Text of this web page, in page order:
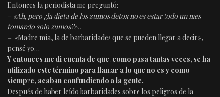
Entonces la periodista me preguntó:
– «Ah, pero ¿la dieta de los zumos detox no es estar todo un mes
tomando solo zumos?»…
– «Madre mía, la de barbaridades que se pueden llegar a decir»,
pensé yo…
Y entonces me di cuenta de que, como pasa tantas veces, se ha
utilizado este término para llamar a lo que no es y como
siempre, acaban confundiendo a la gente.
Después de haber leído barbaridades sobre los peligros de la